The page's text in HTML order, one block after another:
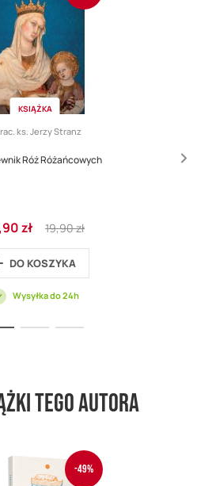
KSIĄŻKA
ks. Jerzy Stranz
Róż Różańcowych
zł
Regular
Price
19,90 zł
DO KOSZYKA
Wysyłka do 24h
tego autora
-49%